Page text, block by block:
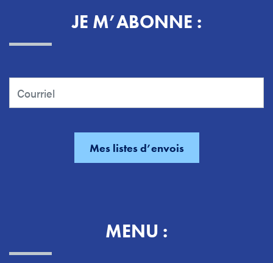
JE M’ABONNE :
MENU :